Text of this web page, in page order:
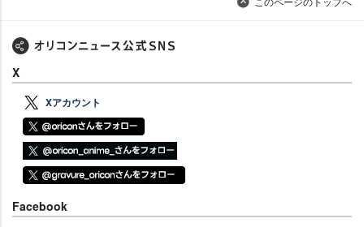
X
Xアカウント
Facebook